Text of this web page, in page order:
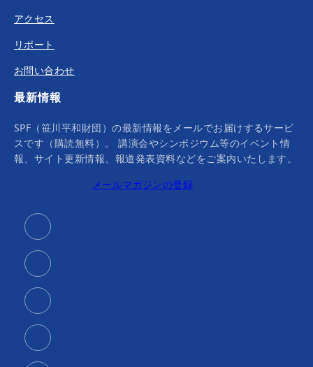
アクセス
リポート
お問い合わせ
最新情報
SPF（笹川平和財団）の最新情報をメールでお届けするサービ
スです（購読無料）。 講演会やシンポジウム等のイベント情
報、サイト更新情報、報道発表資料などをご案内いたします。
メールマガジンの登録